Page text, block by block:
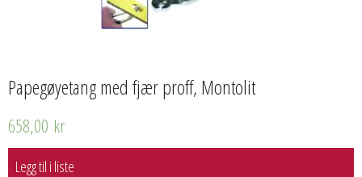
Papegøyetang med fjær proff, Montolit
658,00 kr
Legg til i liste